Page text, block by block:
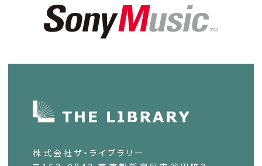
株式会社ザ・ライブラリー